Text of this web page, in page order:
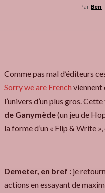
Par Ben
Comme pas mal d’éditeurs
Sorry we are French viennent
l’univers d’un plus gros. Cette
de Ganymède(un jeu de
la forme d’un « Flip & Write
Demeter, en bref : je
actions en essayant de